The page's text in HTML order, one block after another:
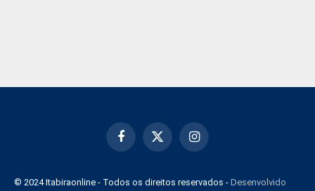
Facebook
X
Instagram
© 2024 Itabiraonline - Todos os direitos reservados - Desenvolvido